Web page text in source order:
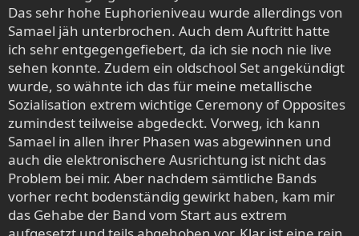
Das sehr hohe Euphorieniveau wurde allerdings von
Samael jäh unterbrochen. Auch dem Auftritt hatte
ich sehr entgegengefiebert, da ich sie noch nie live
sehen konnte. Zudem ein oldschool Set angekündigt
wurde, so wähnte ich das für meine metallische
Sozialisation extrem wichtige Ceremony of Opposites
zumindest teilweise abgedeckt. Vorweg, ich kann
Samael in allen ihrer Phasen was abgewinnen und
auch die elektronischere Ausrichtung ist nicht das
Problem bei mir. Aber nachdem sämtliche Bands
vorher recht bodenständig gewirkt haben, kam mir
das Gehabe der Band vom Start aus extrem